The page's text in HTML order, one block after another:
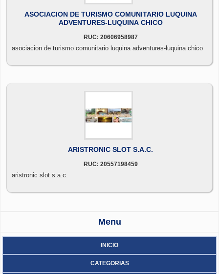
ASOCIACION DE TURISMO COMUNITARIO LUQUINA
ADVENTURES-LUQUINA CHICO
RUC: 20606958987
asociacion de turismo comunitario luquina adventures-luquina chico
ARISTRONIC SLOT S.A.C.
RUC: 20557198459
aristronic slot s.a.c.
Menu
INICIO
CATEGORIAS